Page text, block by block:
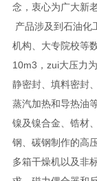
念，衷心为广大新
产品涉及到石油化
机构、大专院校等
10m3，zui大压力
静密封、填料密封
蒸汽加热和导热油
镍及镍合金、锆材
钢、碳钢制作的高
多箱干燥机以及非